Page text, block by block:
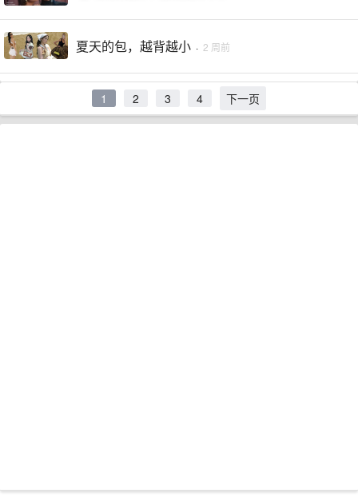
夏天的包，越背越小 · 2 周前
1 2 3 4 下一页